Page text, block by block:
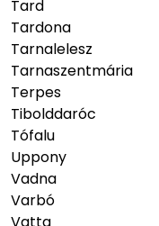
Tard
Tardona
Tarnalelesz
Tarnaszentmária
Terpes
Tibolddaróc
Tófalu
Uppony
Vadna
Varbó